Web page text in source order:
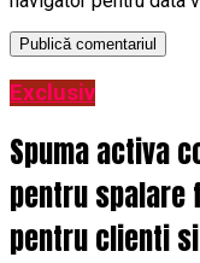
Exclusiv
Spuma activa
pentru spalare
pentru clienti